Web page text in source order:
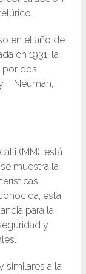
en el año de
en 1931, la
por dos
F Neuman,
(MM), está
muestra la
esta
para la
y
similares a la